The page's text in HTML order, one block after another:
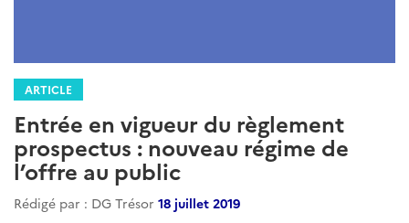
ARTICLE
Entrée en vigueur du règlement
prospectus : nouveau régime de
l’offre au public
Rédigé par : DG Trésor 18 juillet 2019